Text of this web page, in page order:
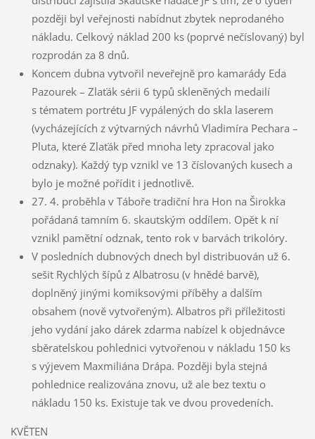
později byl veřejnosti nabídnut zbytek neprodaného
nákladu. Celkový náklad 200 ks (poprvé nečíslovaný) byl
rozprodán za 8 dnů.
Koncem dubna vytvořil neveřejně pro kamarády Eda
Pazourek – Zlaťák sérii 6 typů skleněných medailí
s tématem portrétu JF vypálených do skla laserem
(vycházejících z výtvarných návrhů Vladimíra Pechara –
Pluta, které Zlaťák před mnoha lety zpracoval jako
odznaky). Každý typ vznikl ve 13 číslovaných kusech a
bylo je možné pořídit i jednotlivě.
27. 4. proběhla v Táboře tradiční hra Hon na Širokka
pořádaná tamním 6. skautským oddílem. Opět k ní
vznikl pamětní odznak, tento rok v barvách trikolóry.
V posledních dubnových dnech byl distribuován už 6.
sešit Rychlých šípů z Albatrosu (v hnědé barvě),
doplněný jinými komiksovými příběhy a dalším
obsahem (nově vytvořeným). Albatros při příležitosti
jeho vydání jako dárek zdarma nabízel k objednávce
sběratelskou pohlednici vytvořenou v nákladu 150 ks
s výjevem Maxmiliána Drápa. Později byla stejná
pohlednice realizována znovu, už ale bez textu o
nákladu 150 ks. Existuje tak ve dvou provedeních.
KVĚTEN